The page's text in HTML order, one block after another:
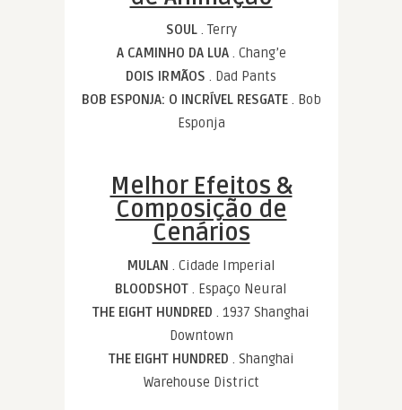
SOUL . Terry
A CAMINHO DA LUA . Chang’e
DOIS IRMÃOS . Dad Pants
BOB ESPONJA: O INCRÍVEL RESGATE . Bob
Esponja
Melhor Efeitos &
Composição de
Cenários
MULAN . Cidade Imperial
BLOODSHOT . Espaço Neural
THE EIGHT HUNDRED . 1937 Shanghai
Downtown
THE EIGHT HUNDRED . Shanghai
Warehouse District